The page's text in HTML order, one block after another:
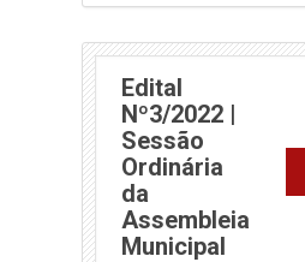
Edital
Nº3/2022 |
Sessão
Ordinária
da
Assembleia
Municipal